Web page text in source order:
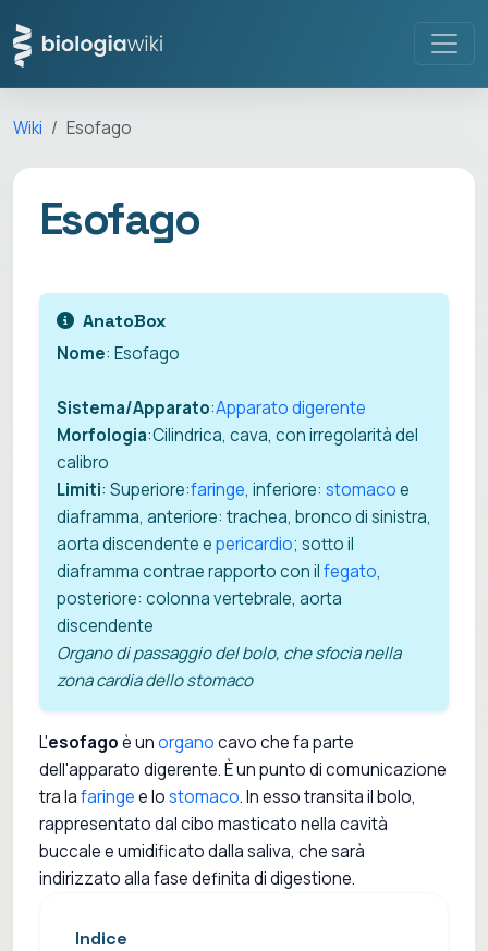
Wiki Esofago
Esofago
AnatoBox
Nome: Esofago
Sistema/Apparato:Apparato digerente
Morfologia:Cilindrica, cava, con irregolarità del
calibro
Limiti: Superiore:faringe, inferiore: stomacoe
diaframma, anteriore: trachea, bronco di sinistra,
aorta discendente epericardio; sotto il
diaframma contrae rapporto con ilfegato,
posteriore: colonna vertebrale, aorta
discendente
Organo di passaggio del bolo, che sfocia nella
zona cardia dello stomaco
L'esofagoè unorganocavo che fa parte
dell'apparato digerente. È un punto di comunicazione
tra lafaringee lostomaco. In esso transita il bolo,
rappresentato dal cibo masticato nella cavità
buccale e umidificato dalla saliva, che sarà
indirizzato alla fase definita di digestione.
Indice